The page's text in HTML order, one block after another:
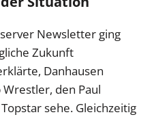
Newsletter ging
Zukunft
Danhausen
den Paul
sehe. Gleichzeitig